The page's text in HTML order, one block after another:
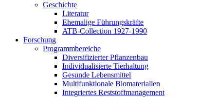
Geschichte
Literatur
Ehemalige Führungskräfte
ATB-Collection 1927-1990
Forschung
Programmbereiche
Diversifizierter Pflanzenbau
Individualisierte Tierhaltung
Gesunde Lebensmittel
Multifunktionale Biomaterialien
Integriertes Reststoffmanagement